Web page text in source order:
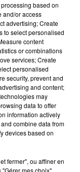
LES
AU 1ER...
based on
and/or access
advertising; Create
to select personalised
content
or combinations
services; Create
personalised
security, prevent and
and content;
may
data to offer
information actively
combine data from
devices based on
fermer", ou affiner en
mes choix".